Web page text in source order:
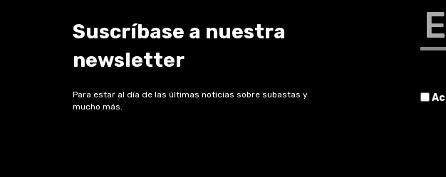
Suscríbase a nuestra
newsletter
Para estar al día de las últimas noticias sobre subastas y
mucho más.